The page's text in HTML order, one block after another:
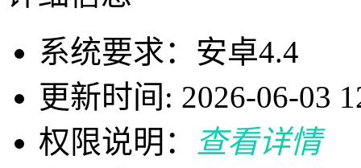
系统要求：安卓4.4
更新时间: 2026-06-03
权限说明：
查看详情